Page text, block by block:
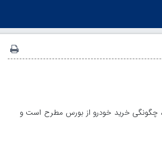
چگونگی خرید خودرو از بورس مطرح است و